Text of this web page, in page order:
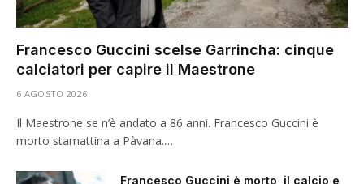
Francesco Guccini scelse Garrincha: cinque
calciatori per capire il Maestrone
6 AGOSTO 2026
Il Maestrone se n’è andato a 86 anni. Francesco Guccini è
morto stamattina a Pàvana.…
Francesco Guccini è morto, il calcio e